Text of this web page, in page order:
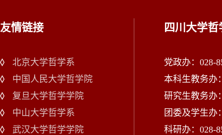
友情链接
北京大学哲学系
中国人民大学哲学院
复旦大学哲学学院
中山大学哲学系
武汉大学哲学学院
四川大学哲
党政办：028-
本科生教务办
研究生教务办
团委及学生办
科研办：028-